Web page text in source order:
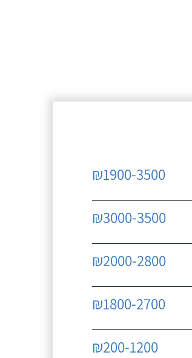
₪1900-3500
₪3000-3500
₪2000-2800
₪1800-2700
₪200-1200